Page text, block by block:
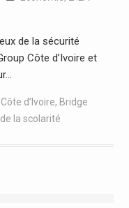
de la sécurité
Côte d’Ivoire et
d’Ivoire, Bridge
la scolarité